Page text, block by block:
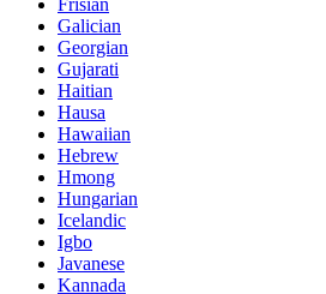
Galician
Georgian
Gujarati
Haitian
Hausa
Hawaiian
Hebrew
Hmong
Hungarian
Icelandic
Igbo
Javanese
Kannada